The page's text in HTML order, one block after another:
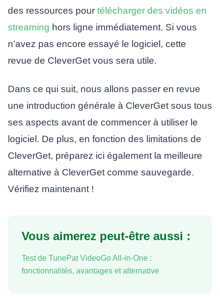
des ressources pour télécharger des vidéos en
streaming hors ligne immédiatement. Si vous
n’avez pas encore essayé le logiciel, cette
revue de CleverGet vous sera utile.
Dans ce qui suit, nous allons passer en revue
une introduction générale à CleverGet sous tous
ses aspects avant de commencer à utiliser le
logiciel. De plus, en fonction des limitations de
CleverGet, préparez ici également la meilleure
alternative à CleverGet comme sauvegarde.
Vérifiez maintenant !
Vous aimerez peut-être aussi :
Test de TunePat VideoGo All-in-One :
fonctionnalités, avantages et alternative